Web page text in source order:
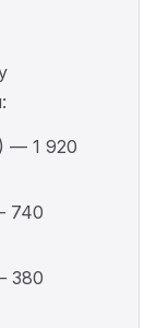
— 1 920
740
380